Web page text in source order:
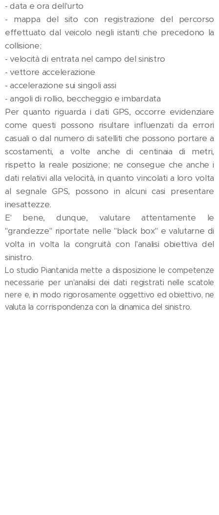
- data e ora dell'urto
- mappa del sito con registrazione del percorso
effettuato dal veicolo negli istanti che precedono la
collisione;
- velocità di entrata nel campo del sinistro
- vettore accelerazione
- accelerazione sui singoli assi
- angoli di rollio, beccheggio e imbardata
Per quanto riguarda i dati GPS, occorre evidenziare
come questi possono risultare influenzati da errori
casuali o dal numero di satelliti che possono portare a
scostamenti, a volte anche di centinaia di metri,
rispetto la reale posizione; ne consegue che anche i
dati relativi alla velocità, in quanto vincolati a loro volta
al segnale GPS, possono in alcuni casi presentare
inesattezze.
E' bene, dunque, valutare attentamente le
"grandezze" riportate nelle "black box" e valutarne di
volta in volta la congruità con l'analisi obiettiva del
sinistro.
Lo studio Piantanida mette a disposizione le competenze
necessarie per un'analisi dei dati registrati nelle scatole
nere e, in modo rigorosamente oggettivo ed obiettivo, ne
valuta la corrispondenza con la dinamica del sinistro.